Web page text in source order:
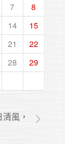
7
8
14
15
21
22
28
29
風，